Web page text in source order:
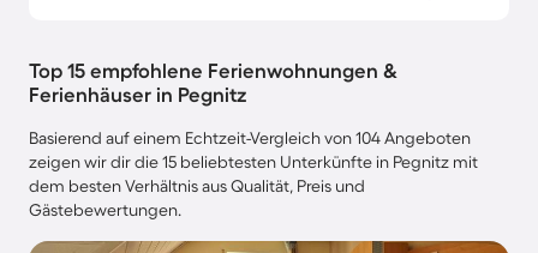
Top 15 empfohlene Ferienwohnungen &
Ferienhäuser in Pegnitz
Basierend auf einem Echtzeit-Vergleich von 104 Angeboten
zeigen wir dir die 15 beliebtesten Unterkünfte in Pegnitz mit
dem besten Verhältnis aus Qualität, Preis und
Gästebewertungen.